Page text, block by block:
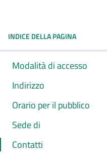
INDICE DELLA PAGINA
Modalità di accesso
Indirizzo
Orario per il pubblico
Sede di
Contatti